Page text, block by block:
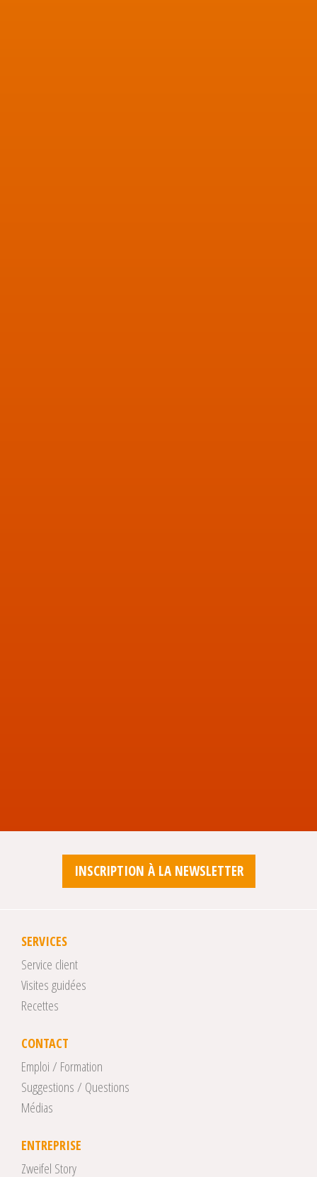
INSCRIPTION À LA NEWSLETTER
SERVICES
Service client
Visites guidées
Recettes
CONTACT
Emploi / Formation
Suggestions / Questions
Médias
ENTREPRISE
Zweifel Story